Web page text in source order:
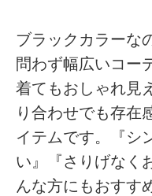
ブラックカラーな
問わず幅広いコー
着てもおしゃれ見
り合わせでも存在
イテムです。『シ
い』『さりげなく
んな方にもおすす